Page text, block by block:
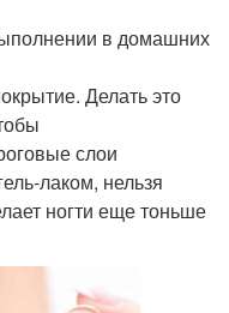
в домашних
Делать это
слои
лаком, нельзя
ногти еще тоньше